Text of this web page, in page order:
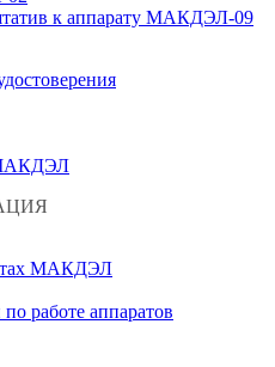
к аппарату МАКДЭЛ-09
МАКДЭЛ
работе аппаратов